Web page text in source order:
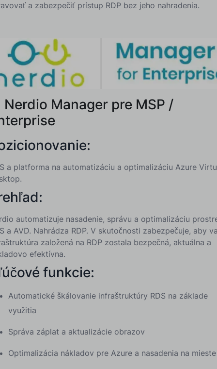
a zabezpečiť prístup RDP bez jeho nahradenia.
Nerdio Manager pre MSP /
a platforma na automatizáciu a optimalizáciu Azure
automatizuje nasadenie, správu a optimalizáciu
a AVD. Nahrádza RDP. V skutočnosti zabezpečuje, aby
založená na RDP zostala bezpečná, aktuálna a
efektívna.
funkcie:
Automatické škálovanie infraštruktúry RDS na základe
využitia
Správa záplat a aktualizácie obrazov
Optimalizácia nákladov pre Azure a nasadenia na mieste